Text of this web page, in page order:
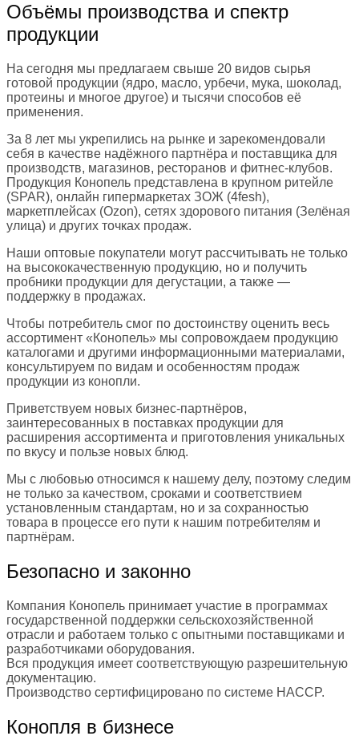
Объёмы производства и спектр
продукции
На сегодня мы предлагаем свыше 20 видов сырья
готовой продукции (ядро, масло, урбечи, мука, шоколад,
протеины и многое другое) и тысячи способов её
применения.
За 8 лет мы укрепились на рынке и зарекомендовали
себя в качестве надёжного партнёра и поставщика для
производств, магазинов, ресторанов и фитнес-клубов.
Продукция Конопель представлена в крупном ритейле
(SPAR), онлайн гипермаркетах ЗОЖ (4fesh),
маркетплейсах (Ozon), сетях здорового питания (Зелёная
улица) и других точках продаж.
Наши оптовые покупатели могут рассчитывать не только
на высококачественную продукцию, но и получить
пробники продукции для дегустации, а также —
поддержку в продажах.
Чтобы потребитель смог по достоинству оценить весь
ассортимент «Конопель» мы сопровождаем продукцию
каталогами и другими информационными материалами,
консультируем по видам и особенностям продаж
продукции из конопли.
Приветствуем новых бизнес-партнёров,
заинтересованных в поставках продукции для
расширения ассортимента и приготовления уникальных
по вкусу и пользе новых блюд.
Мы с любовью относимся к нашему делу, поэтому следим
не только за качеством, сроками и соответствием
установленным стандартам, но и за сохранностью
товара в процессе его пути к нашим потребителям и
партнёрам.
Безопасно и законно
Компания Конопель принимает участие в программах
государственной поддержки сельскохозяйственной
отрасли и работаем только с опытными поставщиками и
разработчиками оборудования.
Вся продукция имеет соответствующую разрешительную
документацию.
Производство сертифицировано по системе HACCP.
Конопля в бизнесе